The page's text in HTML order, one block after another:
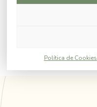
Política de Cookies